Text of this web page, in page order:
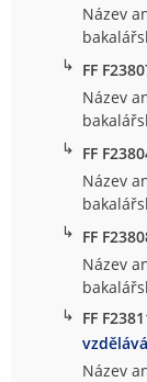
Název
↳ FF
Název
↳ FF
Název
↳ FF
Název
↳ FF
Název